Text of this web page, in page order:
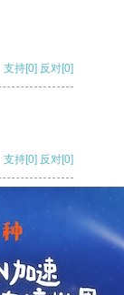
支持[0] 反对[0]
支持[0] 反对[0]